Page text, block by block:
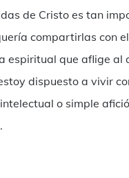
de Cristo es tan
compartirlas con
espiritual que aflige al
dispuesto a vivir
o simple